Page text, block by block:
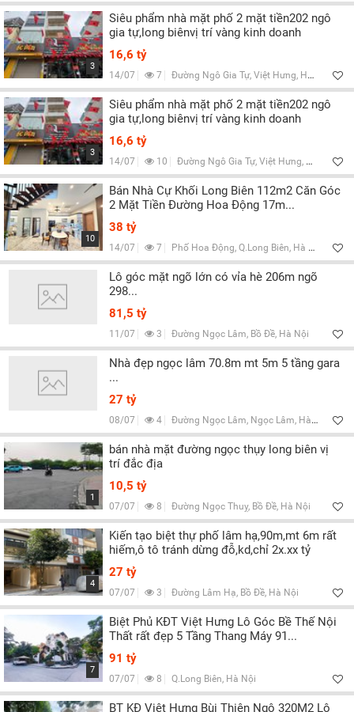
3
Siêu phẩm nhà mặt phố 2 mặt tiền202 ngô
gia tự,long biênvị trí vàng kinh doanh
16,6 tỷ
14/07 7 Đường Ngô Gia Tự, Việt Hưng, Hà Nội
3
Siêu phẩm nhà mặt phố 2 mặt tiền202 ngô
gia tự,long biênvị trí vàng kinh doanh
16,6 tỷ
14/07 10 Đường Ngô Gia Tự, Việt Hưng, Hà Nội
10
Bán Nhà Cự Khối Long Biên 112m2 Căn Góc
2 Mặt Tiền Đường Hoa Động 17m...
38 tỷ
14/07 7 Phố Hoa Động, Q.Long Biên, Hà Nội
Lô góc mặt ngõ lớn có vỉa hè 206m ngõ
298...
81,5 tỷ
11/07 3 Đường Ngọc Lâm, Bồ Đề, Hà Nội
Nhà đẹp ngọc lâm 70.8m mt 5m 5 tầng gara
...
27 tỷ
08/07 4 Đường Ngọc Lâm, Ngọc Lâm, Hà Nội
1
bán nhà mặt đường ngọc thụy long biên vị
trí đắc địa
10,5 tỷ
07/07 8 Đường Ngọc Thuỵ, Bồ Đề, Hà Nội
4
Kiến tạo biệt thự phố lâm hạ,90m,mt 6m rất
hiếm,ô tô tránh dừng đỗ,kd,chỉ 2x.xx tỷ
27 tỷ
07/07 3 Đường Lâm Hạ, Bồ Đề, Hà Nội
7
Biệt Phủ KĐT Việt Hưng Lô Góc Bề Thế Nội
Thất rất đẹp 5 Tầng Thang Máy 91...
91 tỷ
07/07 8 Q.Long Biên, Hà Nội
BT KĐ Việt Hưng Bùi Thiện Ngộ 320M2 Lô